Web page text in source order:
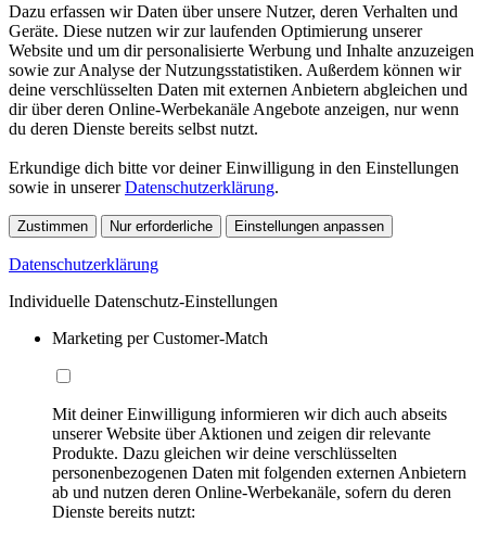
Dazu erfassen wir Daten über unsere Nutzer, deren Verhalten und
Geräte. Diese nutzen wir zur laufenden Optimierung unserer
Website und um dir personalisierte Werbung und Inhalte anzuzeigen
sowie zur Analyse der Nutzungsstatistiken. Außerdem können wir
deine verschlüsselten Daten mit externen Anbietern abgleichen und
dir über deren Online-Werbekanäle Angebote anzeigen, nur wenn
du deren Dienste bereits selbst nutzt.
Erkundige dich bitte vor deiner Einwilligung in den Einstellungen
sowie in unsererDatenschutzerklärung.
Zustimmen Nur erforderliche Einstellungen anpassen
Datenschutzerklärung
Individuelle Datenschutz-Einstellungen
Marketing per Customer-Match
Mit deiner Einwilligung informieren wir dich auch abseits
unserer Website über Aktionen und zeigen dir relevante
Produkte. Dazu gleichen wir deine verschlüsselten
personenbezogenen Daten mit folgenden externen Anbietern
ab und nutzen deren Online-Werbekanäle, sofern du deren
Dienste bereits nutzt: